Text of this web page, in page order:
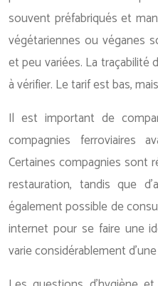
souvent préfabriqués et
végétariennes ou véganes
et peu variées. La
à vérifier. Le tarif est bas,
Il est important de
compagnies ferroviaires
Certaines compagnies sont
restauration, tandis que
également possible de
internet pour se faire une
varie considérablement